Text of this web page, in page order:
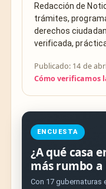
Redacción de
trámites,
derechos
verificada,
Publicado: 14 de
Cómo verificamos
ENCUESTA
¿A qué casa
más rumbo a
Con 17 gubernaturas